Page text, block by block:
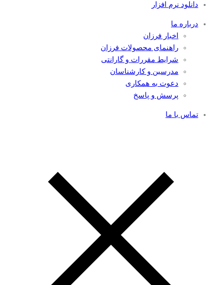
دانلود نرم افزار
درباره ما
اخبار فرزان
راهنمای محصولات فرزان
شرایط مقررات و گارانتی
مدرسین و کارشناسان
دعوت به همکاری
پرسش و پاسخ
تماس با ما